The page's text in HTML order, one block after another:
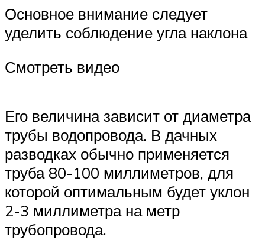
Основное внимание следует
уделить соблюдение угла наклона
Смотреть видео
Его величина зависит от диаметра
трубы водопровода. В дачных
разводках обычно применяется
труба 80-100 миллиметров, для
которой оптимальным будет уклон
2-3 миллиметра на метр
трубопровода.